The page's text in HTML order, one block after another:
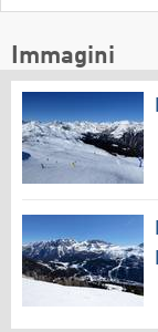
Immagini